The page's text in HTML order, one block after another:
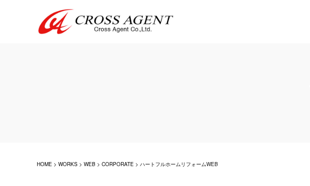
HOME > WORKS > WEB > CORPORATE > ハートフルホームリフォームWEB